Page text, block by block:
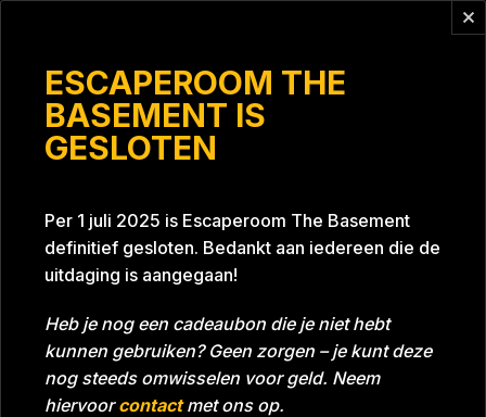
ESCAPEROOM THE
BASEMENT IS
GESLOTEN
Per 1 juli 2025 is Escaperoom The Basement
definitief gesloten. Bedankt aan iedereen die de
uitdaging is aangegaan!
Heb je nog een cadeaubon die je niet hebt
kunnen gebruiken? Geen zorgen – je kunt deze
nog steeds omwisselen voor geld. Neem
hiervoorcontactmet ons op.
Tijd 57:21 Datum 06-11-2021
Room Project Blue 26A8